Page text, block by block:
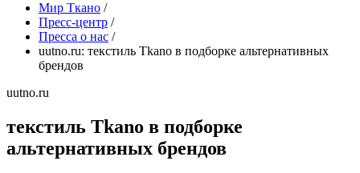
Мир Ткано /
Пресс-центр /
Пресса о нас /
uutno.ru: текстиль Tkano в подборке альтернативных
брендов
uutno.ru
текстиль Tkano в подборке
альтернативных брендов